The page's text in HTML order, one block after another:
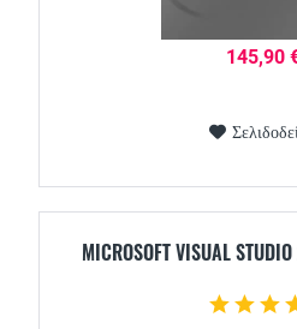
145,90
MICROSOFT VISUAL